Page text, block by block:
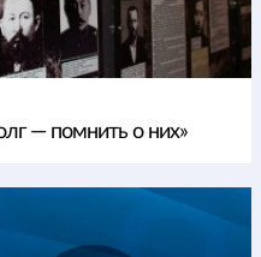
— помнить о них»